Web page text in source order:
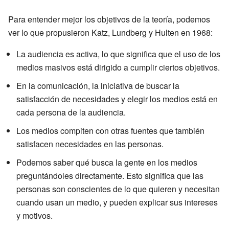
Para entender mejor los objetivos de la teoría, podemos
ver lo que propusieron Katz, Lundberg y Hulten en 1968:
La audiencia es activa, lo que significa que el uso de los
medios masivos está dirigido a cumplir ciertos objetivos.
En la comunicación, la iniciativa de buscar la
satisfacción de necesidades y elegir los medios está en
cada persona de la audiencia.
Los medios compiten con otras fuentes que también
satisfacen necesidades en las personas.
Podemos saber qué busca la gente en los medios
preguntándoles directamente. Esto significa que las
personas son conscientes de lo que quieren y necesitan
cuando usan un medio, y pueden explicar sus intereses
y motivos.